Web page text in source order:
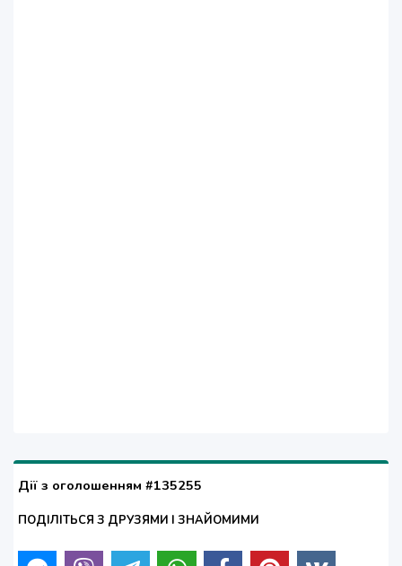
Дії з оголошенням #135255
ПОДІЛІТЬСЯ З ДРУЗЯМИ І ЗНАЙОМИМИ